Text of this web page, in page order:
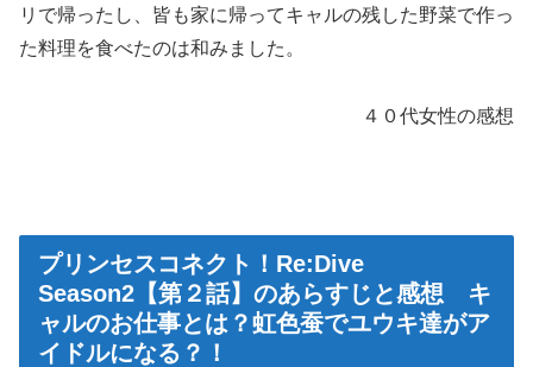
リで帰ったし、皆も家に帰ってキャルの残した野菜で作っ
た料理を食べたのは和みました。
４０代女性の感想
プリンセスコネクト！Re:Dive
Season2【第２話】のあらすじと感想 キ
ャルのお仕事とは？虹色蚕でユウキ達がア
イドルになる？！